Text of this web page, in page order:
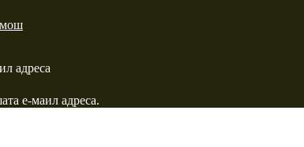
адреса
е-маил адреса.